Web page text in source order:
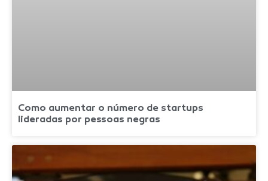
Como aumentar o número de startups
lideradas por pessoas negras